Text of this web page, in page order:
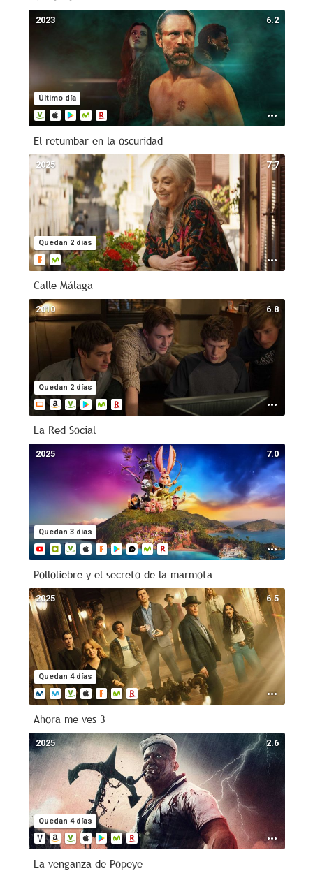
6.2
Último día
2023
El retumbar en la oscuridad
7.7
Quedan 2 días
2025
Calle Málaga
6.8
Quedan 2 días
2010
La Red Social
7.0
Quedan 3 días
2025
Polloliebre y el secreto de la marmota
6.5
Quedan 4 días
2025
Ahora me ves 3
2.6
Quedan 4 días
2025
La venganza de Popeye